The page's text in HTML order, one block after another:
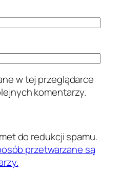
w tej przeglądarce
komentarzy.
do redukcji spamu.
przetwarzane są